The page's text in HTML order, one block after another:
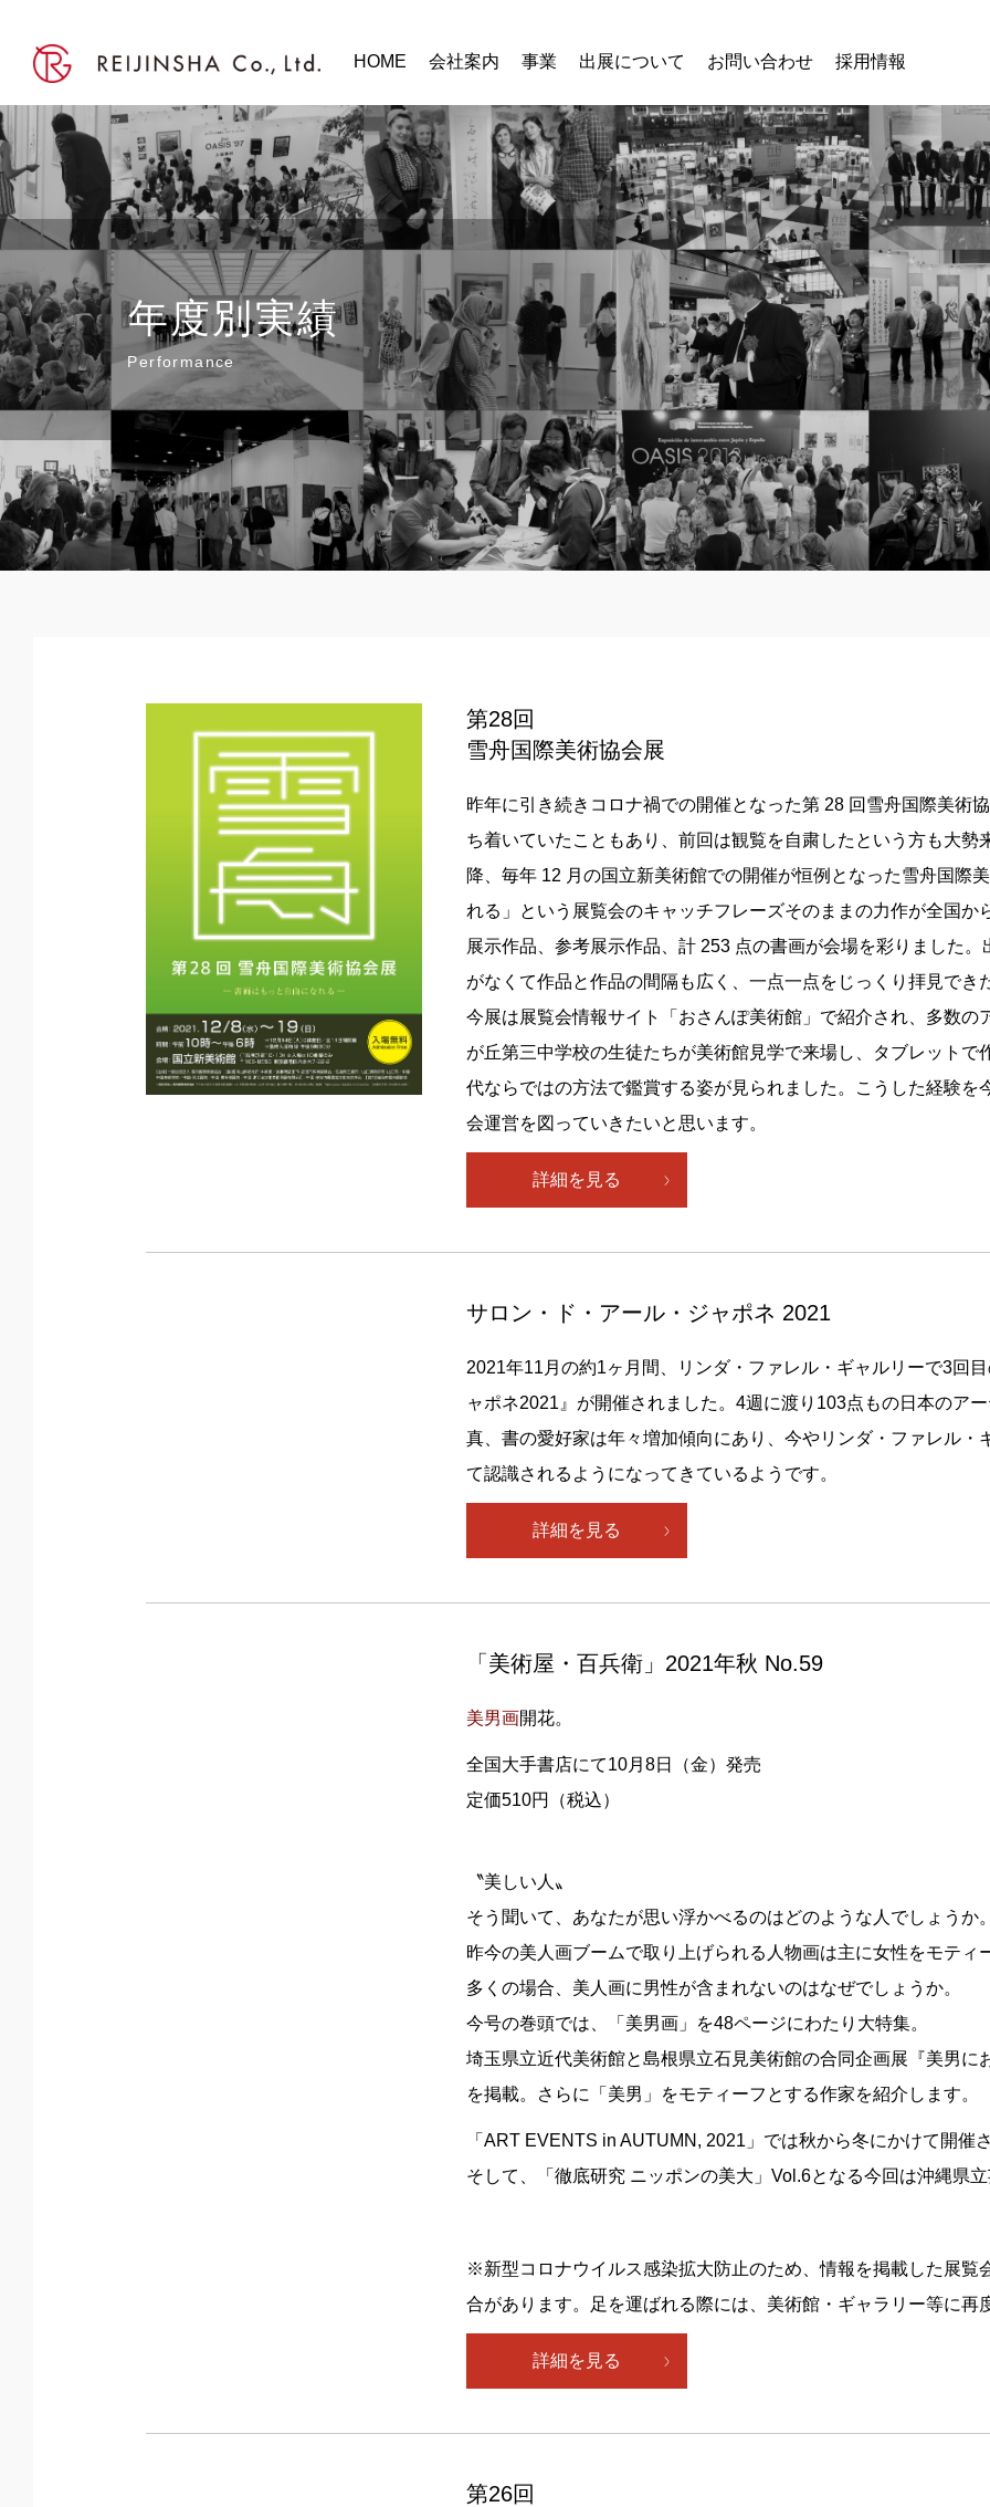
HOME 会社案内 事業 出展について お問い合わせ 採用情報
年度別実績
Performance
第28回
雪舟国際美術協会展
昨年に引き続きコロナ禍での開催となった第 28 回雪舟国際美術
ち着いていたこともあり、前回は観覧を自粛したという方も大勢
降、毎年 12 月の国立新美術館での開催が恒例となった雪舟国際
れる」という展覧会のキャッチフレーズそのままの力作が全国か
展示作品、参考展示作品、計 253 点の書画が会場を彩りました
がなくて作品と作品の間隔も広く、一点一点をじっくり拝見でき
今展は展覧会情報サイト「おさんぽ美術館」で紹介され、多数
が丘第三中学校の生徒たちが美術館見学で来場し、タブレット
代ならではの方法で鑑賞する姿が見られました。こうした経験を
会運営を図っていきたいと思います。
詳細を見る
サロン・ド・アール・ジャポネ 2021
2021年11月の約1ヶ月間、リンダ・ファレル・ギャルリーで3回
ャポネ2021』が開催されました。4週に渡り103点もの日本のア
真、書の愛好家は年々増加傾向にあり、今やリンダ・ファレル・
て認識されるようになってきているようです。
詳細を見る
「美術屋・百兵衛」2021年秋 No.59
美男画開花。
全国大手書店にて10月8日（金）発売
定価510円（税込）
〝美しい人〟
そう聞いて、あなたが思い浮かべるのはどのような人でしょうか。
昨今の美人画ブームで取り上げられる人物画は主に女性をモティ
多くの場合、美人画に男性が含まれないのはなぜでしょうか。
今号の巻頭では、「美男画」を48ページにわたり大特集。
埼玉県立近代美術館と島根県立石見美術館の合同企画展『美男に
を掲載。さらに「美男」をモティーフとする作家を紹介します。
「ART EVENTS in AUTUMN, 2021」では秋から冬にかけて開催
そして、「徹底研究 ニッポンの美大」Vol.6となる今回は沖縄県立
※新型コロナウイルス感染拡大防止のため、情報を掲載した展覧
合があります。足を運ばれる際には、美術館・ギャラリー等に再
詳細を見る
第26回